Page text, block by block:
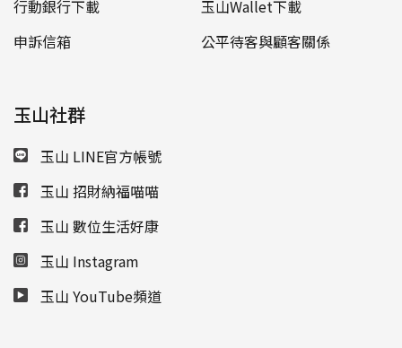
行動銀行下載
玉山Wallet下載
申訴信箱
公平待客與顧客關係
玉山社群
玉山 LINE官方帳號
玉山 招財納福喵喵
玉山 數位生活好康
玉山 Instagram
玉山 YouTube頻道